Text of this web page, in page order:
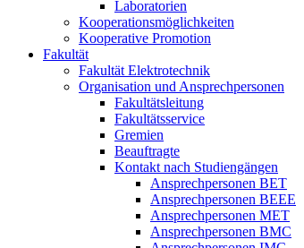
Laboratorien
Kooperationsmöglichkeiten
Kooperative Promotion
Fakultät
Fakultät Elektrotechnik
Organisation und Ansprechpersonen
Fakultätsleitung
Fakultätsservice
Gremien
Beauftragte
Kontakt nach Studiengängen
Ansprechpersonen BET
Ansprechpersonen BEEE
Ansprechpersonen MET
Ansprechpersonen BMC